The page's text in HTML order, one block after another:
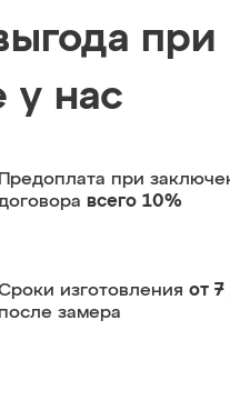
при
у нас
Предоплата при
всего 10%
изготовления от 7
после замера